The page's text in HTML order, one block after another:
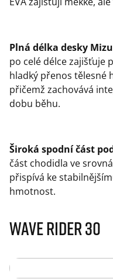
Plná délka desky
po celé délce zajišťuje
hladký přenos tělesné
přičemž zachovává
dobu běhu.
Široká spodní část
část chodidla ve
přispívá ke
hmotnost.
Wave Rider 30